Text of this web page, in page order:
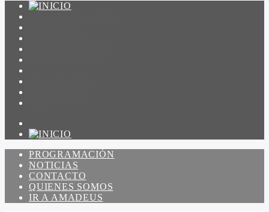
PROGRAMACIÓN
NOTICIAS
CONTACTO
QUIENES SOMOS
IR A AMADEUS